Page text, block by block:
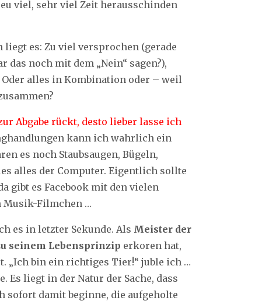
viel, sehr viel Zeit herausschinden
liegt es: Zu viel versprochen (gerade
noch mit dem „Nein“ sagen?),
alles in Kombination oder – weil
Abgabe rückt, desto lieber lasse ich
kann ich wahrlich ein
es noch Staubsaugen, Bügeln,
alles der Computer. Eigentlich sollte
gibt es Facebook mit den vielen
Musik-Filmchen …
es in letzter Sekunde. Als Meister der
seinem Lebensprinzip erkoren hat,
„Ich bin ein richtiges Tier!“ juble ich …
Es liegt in der Natur der Sache, dass
sofort damit beginne, die aufgeholte